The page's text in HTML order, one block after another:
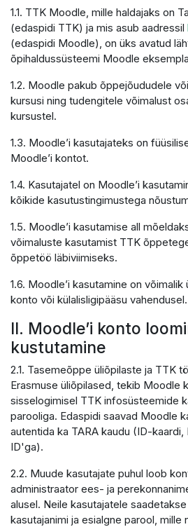
1.1. TTK Moodle, mille haldajaks on
(edaspidi TTK) ja mis asub aadressil
(edaspidi Moodle), on üks avatud
õpihaldussüsteemi Moodle
1.2. Moodle pakub õppejõududele
kursusi ning tudengitele võimalust
kursustel.
1.3. Moodle’i kasutajateks on
Moodle’i kontot.
1.4. Kasutajatel on Moodle’i
kõikide kasutustingimustega
1.5. Moodle’i kasutamise all
võimaluste kasutamist TTK
õppetöö läbiviimiseks.
1.6. Moodle’i kasutamine on
konto või külalisligipääsu vahendusel.
II. Moodle’i konto
kustutamine
2.1. Tasemeõppe üliõpilaste ja TTK
Erasmuse üliõpilased, tekib Moodle
sisselogimisel TTK infosüsteemide
parooliga. Edaspidi saavad Moodle
autentida ka TARA kaudu (ID-
ID'ga).
2.2. Muude kasutajate puhul loob
administraator ees- ja
alusel. Neile kasutajatele
kasutajanimi ja esialgne parool, mille